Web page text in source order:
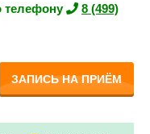
телефону
8 (499)
ЗАПИСЬ НА ПРИЁМ